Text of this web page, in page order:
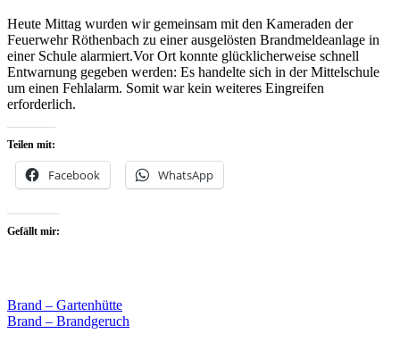
Heute Mittag wurden wir gemeinsam mit den Kameraden der
Feuerwehr Röthenbach zu einer ausgelösten Brandmeldeanlage in
einer Schule alarmiert.Vor Ort konnte glücklicherweise schnell
Entwarnung gegeben werden: Es handelte sich in der Mittelschule
um einen Fehlalarm. Somit war kein weiteres Eingreifen
erforderlich.
Teilen mit:
Facebook WhatsApp
Gefällt mir:
Beitragsnavigation
Brand – Gartenhütte
Brand – Brandgeruch